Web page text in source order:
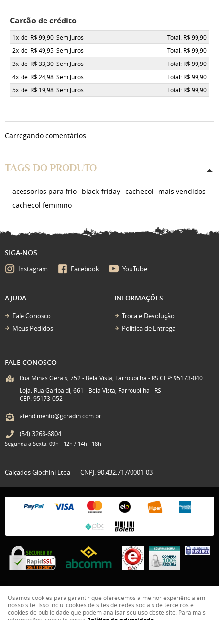
Cartão de crédito
1x de R$ 99,90 Sem Juros
Total: R$ 99,90
2x de R$ 49,95 Sem Juros
Total: R$ 99,90
3x de R$ 33,30 Sem Juros
Total: R$ 99,90
4x de R$ 24,98 Sem Juros
Total: R$ 99,90
5x de R$ 19,98 Sem Juros Total: R$ 99,90
Carregando comentários ...
TAGS DO PRODUTO
acessorios para frio black-friday cachecol
mais vendidos
cachecol feminino
SIGA-NOS
Instagram Facebook YouTube
AJUDA
Fale Conosco
Meus Pedidos
INFORMAÇÕES
Troca e Devolução
Política de Entrega
FALE CONOSCO
Rua Minas Gerais, 752 - Bela Vista, Farroupilha - RS CEP: 95173-040
Loja: Rua Garibaldi, 661 - Bela Vista, Farroupilha - RS
CEP: 95173-052
atendimento@goradin.com.br
(54)3268-6804
Segunda a Sexta: 09h - 12h / 14h - 18h
Calçados Giochini Ltda CNPJ: 90.432.717/0001-03
LOJA VIRTUAL CRIADA POR
Usamos cookies para garantir que oferecemos a melhor experiência em
nosso site. Isso inclui cookies de sites de redes sociais de terceiros e
cookies de publicidade que podem analisar seu uso deste site. Para mais